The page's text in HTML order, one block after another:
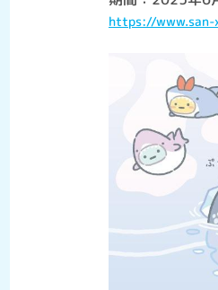
https://